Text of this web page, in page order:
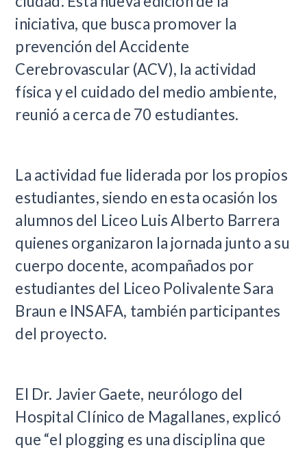
iniciativa, que busca promover la
prevención del Accidente
Cerebrovascular (ACV), la actividad
física y el cuidado del medio ambiente,
reunió a cerca de 70 estudiantes.
La actividad fue liderada por los propios
estudiantes, siendo en esta ocasión los
alumnos del Liceo Luis Alberto Barrera
quienes organizaron la jornada junto a su
cuerpo docente, acompañados por
estudiantes del Liceo Polivalente Sara
Braun e INSAFA, también participantes
del proyecto.
El Dr. Javier Gaete, neurólogo del
Hospital Clínico de Magallanes, explicó
que “el plogging es una disciplina que